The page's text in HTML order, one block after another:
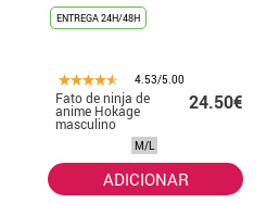
ENTREGA 24H/48H
4.53/5.00
Fato de ninja de
anime Hokage
masculino
24.50€
M/L
ADICIONAR